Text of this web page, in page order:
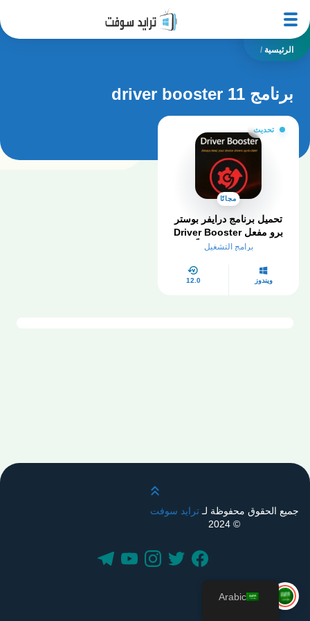
الرئيسية /
برنامج driver booster 11
تحديث
مجانًا
تحميل برنامج درايفر بوستر
برو مفعل Driver Booster
Pro 2026 مجاناً
برامج التشغيل
ويندوز 12.0
قم بالتمرير لأعلى
جميع الحقوق محفوظة لـترايد سوفت
© 2024
Arabic